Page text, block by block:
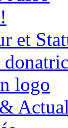
et
logo